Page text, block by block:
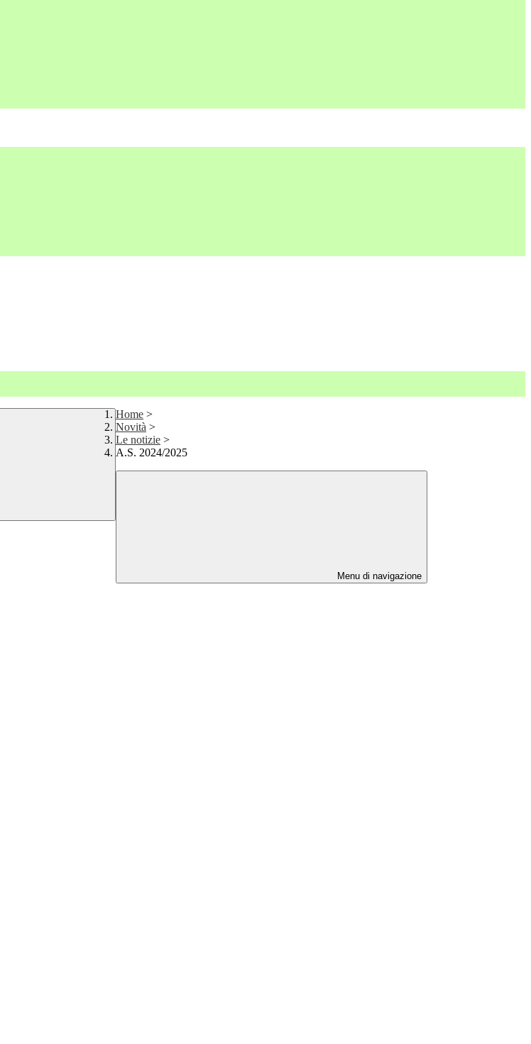
Home >
Novità >
Le notizie >
A.S. 2024/2025
Menu di navigazione